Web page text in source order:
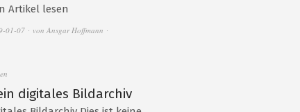
Artikel lesen
01-07 von Ansgar Hoffmann
digitales Bildarchiv